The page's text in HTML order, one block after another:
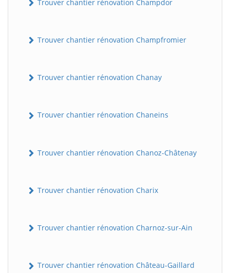
Trouver chantier rénovation Champdor
Trouver chantier rénovation Champfromier
Trouver chantier rénovation Chanay
Trouver chantier rénovation Chaneins
Trouver chantier rénovation Chanoz-Châtenay
Trouver chantier rénovation Charix
Trouver chantier rénovation Charnoz-sur-Ain
Trouver chantier rénovation Château-Gaillard